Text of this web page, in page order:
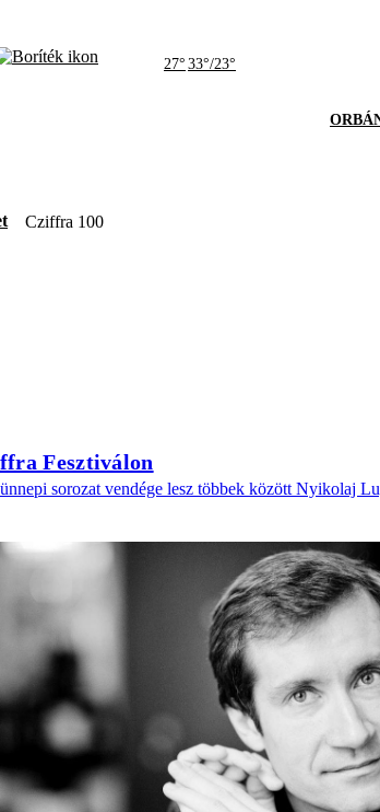
27° 33°/23°
Cziffra 100
Fesztiválon
sorozat vendége lesz többek között Nyikolaj